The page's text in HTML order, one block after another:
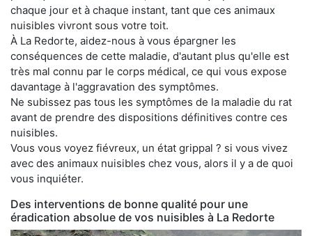
chaque jour et à chaque instant, tant que ces animaux
nuisibles vivront sous votre toit.
À La Redorte, aidez-nous à vous épargner les
conséquences de cette maladie, d'autant plus qu'elle est
très mal connu par le corps médical, ce qui vous expose
davantage à l'aggravation des symptômes.
Ne subissez pas tous les symptômes de la maladie du rat
avant de prendre des dispositions définitives contre ces
nuisibles.
Vous vous voyez fiévreux, un état grippal ? si vous vivez
avec des animaux nuisibles chez vous, alors il y a de quoi
vous inquiéter.
Des interventions de bonne qualité pour une
éradication absolue de vos nuisibles à La Redorte